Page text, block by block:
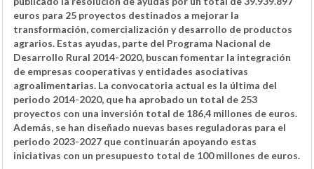
euros para 25 proyectos destinados a mejorar la
transformación, comercialización y desarrollo de productos
agrarios. Estas ayudas, parte del Programa Nacional de
Desarrollo Rural 2014-2020, buscan fomentar la integración
de empresas cooperativas y entidades asociativas
agroalimentarias. La convocatoria actual es la última del
periodo 2014-2020, que ha aprobado un total de 253
proyectos con una inversión total de 186,4 millones de euros.
Además, se han diseñado nuevas bases reguladoras para el
periodo 2023-2027 que continuarán apoyando estas
iniciativas con un presupuesto total de 100 millones de euros.